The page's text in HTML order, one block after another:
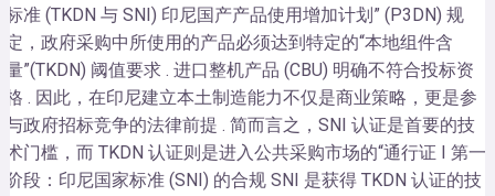
标准 (TKDN 与 SNI) 印尼国产产品使用增加计划” (P3DN) 规
定，政府采购中所使用的产品必须达到特定的“本地组件含
量”(TKDN) 阈值要求 . 进口整机产品 (CBU) 明确不符合投标资
格 . 因此，在印尼建立本土制造能力不仅是商业策略，更是参
与政府招标竞争的法律前提 . 简而言之，SNI 认证是首要的技
术门槛，而 TKDN 认证则是进入公共采购市场的“通行证 I 第一
阶段：印尼国家标准 (SNI) 的合规 SNI 是获得 TKDN 认证的技